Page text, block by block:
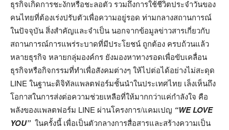
ธุรกิจเกิดการชะงักหรือชะลอตัว รวมถึงการใช้ชีวิตประจำวันของ
คนไทยที่ต้องเร่งปรับตัวเพื่อความอยู่รอด ท่ามกลางสถานการณ์
ในปัจจุบัน สิ่งสำคัญและจำเป็น นอกจากข้อมูลข่าวสารเกี่ยวกับ
สถานการณ์การแพร่ระบาดที่มีประโยชน์ ถูกต้อง ครบถ้วนแล้ว
หลายธุรกิจ หลายกลุ่มองค์กร ยังมองหาทางรอดเพื่อขับเคลื่อน
ธุรกิจหรือกิจกรรมที่ทำเพื่อสังคมต่างๆ ให้ไปต่อได้อย่างไม่สะดุด
LINE ในฐานะดิจิทัลแพลตฟอร์มชั้นนำในประเทศไทย เล็งเห็นถึง
โอกาสในการส่งต่อความช่วยเหลือที่ให้มากกว่าแค่กำลังใจ คือ
พลังของแพลตฟอร์ม LINE ผ่านโครงการ/แคมเปญ “WE LOVE
YOU”ในครั้งนี้ เพื่อเป็นตัวกลางการสื่อสารและสร้างความเป็น